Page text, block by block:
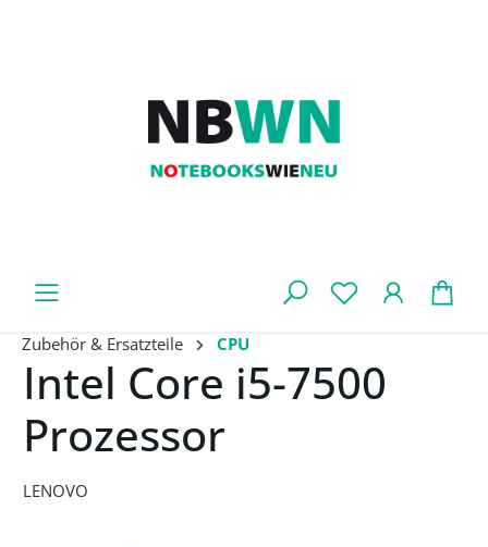
Zubehör & Ersatzteile CPU
Intel Core i5-7500
Prozessor
LENOVO